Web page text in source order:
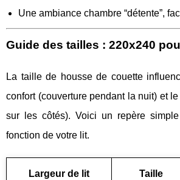
Une ambiance chambre “détente”,
Guide des tailles : 220x240
La taille de housse de couette
confort (couverture pendant la nuit) et
sur les côtés). Voici un repère
fonction de votre lit.
Largeur de lit
Taille